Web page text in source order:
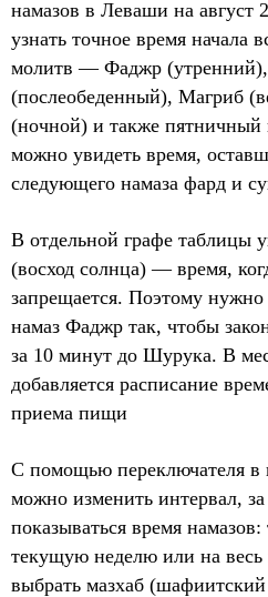
намазов в Леваши на август
узнать точное время начала
молитв — Фаджр
(послеобеденный), Магриб
(ночной) и также
можно увидеть время,
следующего намаза фард и
В отдельной графе таблицы
(восход солнца) — время,
запрещается. Поэтому нужно
намаз Фаджр так, чтобы
за 10 минут до Шурука. В
добавляется расписание
приема пищи
С помощью переключателя в
можно изменить интервал,
показываться время намазов:
текущую неделю или на
выбрать мазхаб